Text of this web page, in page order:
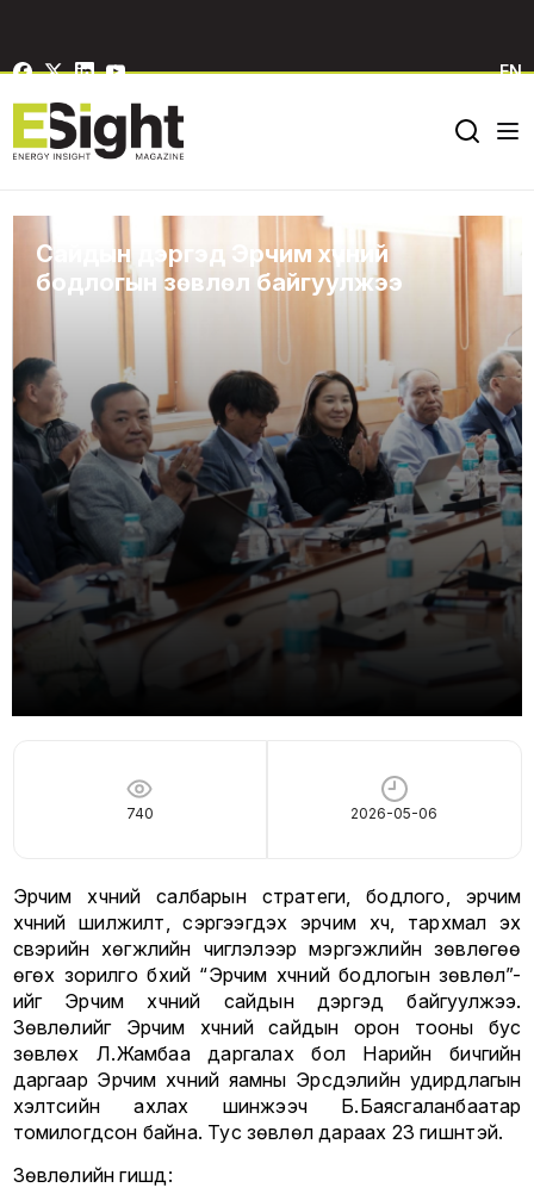
EN
Сайдын дэргэд Эрчим хүчний
бодлогын зөвлөл байгуулжээ
740 2026-05-06
Эрчим хүчний салбарын стратеги, бодлого, эрчим
хүчний шилжилт, сэргээгдэх эрчим хүч, тархмал эх
үүсвэрийн хөгжлийн чиглэлээр мэргэжлийн зөвлөгөө
өгөх зорилго бүхий “Эрчим хүчний бодлогын зөвлөл”-
ийг Эрчим хүчний сайдын дэргэд байгуулжээ.
Зөвлөлийг Эрчим хүчний сайдын орон тооны бус
зөвлөх Л.Жамбаа даргалах бол Нарийн бичгийн
даргаар Эрчим хүчний яамны Эрсдэлийн удирдлагын
хэлтсийн ахлах шинжээч Б.Баясгаланбаатар
томилогдсон байна. Тус зөвлөл дараах 23 гишүүнтэй.
Зөвлөлийн гишүүд: